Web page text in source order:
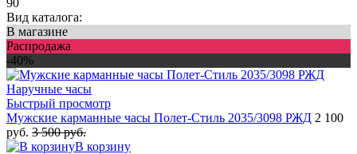
Вид каталога:
В магазине
Распродажа
-40%
Быстрый просмотр
Мужские карманные часы Полет-Стиль 2035/3098 РЖД 2 100
руб. 3 500 руб.
В корзину